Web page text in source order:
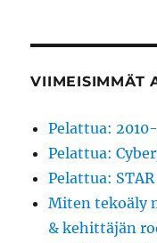
VIIMEISIMMÄT
Pelattua:
Pelattua:
Pelattua:
Miten tekoäly
& kehittäjän